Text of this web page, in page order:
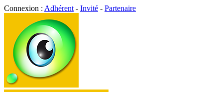
Connexion : Adhérent - Invité - Partenaire